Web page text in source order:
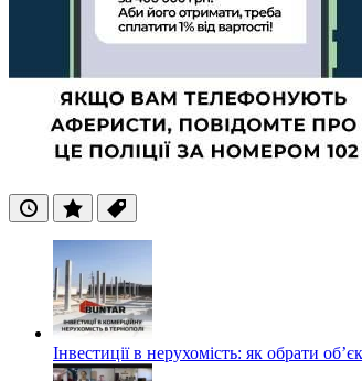
ОстанніПопулярні
Теги
Інвестиції в нерухомість: як обрати